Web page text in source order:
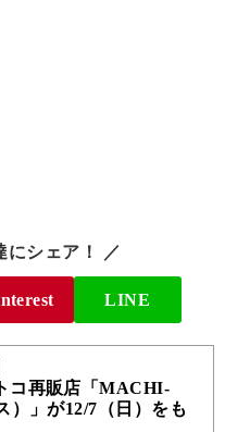
にシェア！ ／
LINE
コ再販店「MACHI-
）」が12/7（日）をも